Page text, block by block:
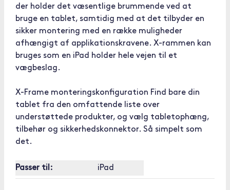
der holder det væsentlige brummende ved at
bruge en tablet, samtidig med at det tilbyder en
sikker montering med en række muligheder
afhængigt af applikationskravene. X-rammen kan
bruges som en iPad holder hele vejen til et
vægbeslag.
X-Frame monteringskonfiguration Find bare din
tablet fra den omfattende liste over
understøttede produkter, og vælg tabletophæng,
tilbehør og sikkerhedskonnektor. Så simpelt som
det.
Passer til: iPad